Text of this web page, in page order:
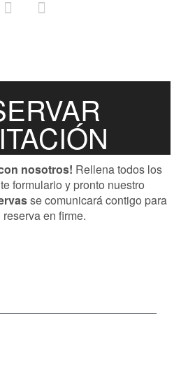
nosotros! Rellena todos los
formulario y pronto nuestro
se comunicará contigo para
en firme.